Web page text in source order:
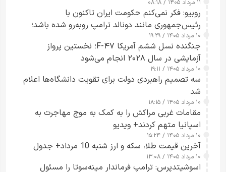
۱۱ مرداد ۱۴۰۵ / ۰۸:۱۸
روبیو: فکر نمی‌کنم حکومت ایران تاکنون با
رئیس‌جمهوری مانند دونالد ترامپ روبه‌رو شده باشد؛
کسی که واقعاً دست به اقدام می‌زند
۱۰ مرداد ۱۴۰۵ / ۱۹:۲۹
جنگنده نسل ششم آمریکا F-۴۷؛ نخستین پرواز
آزمایشی در سال ۲۰۲۸ انجام می‌شود
۱۰ مرداد ۱۴۰۵ / ۱۹:۱۱
سه تصمیم راهبردی دولت برای تقویت دانشگاه‌ها اعلام
شد
۱۰ مرداد ۱۴۰۵ / ۱۸:۱۵
مقامات غربی مراکش را به کمک به موج مهاجرت به
اسپانیا متهم کردند+ ویدیو
۱۰ مرداد ۱۴۰۵ / ۱۵:۲۴
آخرین قیمت طلا، سکه و ارز شنبه 10 مرداد+ جدول
۱۰ مرداد ۱۴۰۵ / ۱۳:۰۸
اسوشیتدپرس: ترامپ فرماندار مینه‌سوتا را مسئول